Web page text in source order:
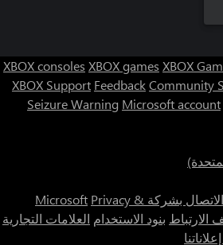
XBOX consoles XBOX games XBOX
XBOX Support FeedbackCommunity
Seizure Warning Microsoft account
الاتصال بشركة Microsoft Privacy &
الارتباط بنود الاستخدام العلامات التجارية